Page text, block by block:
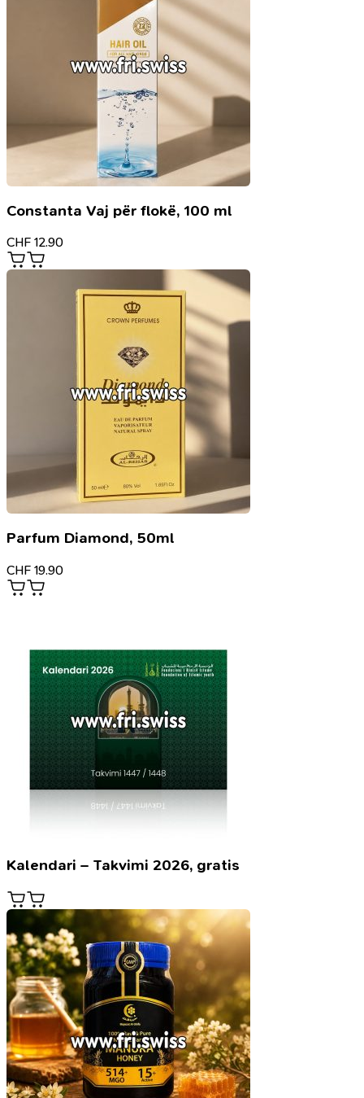
Constanta Vaj për flokë, 100 ml
CHF 12.90
Parfum Diamond, 50ml
CHF 19.90
Kalendari – Takvimi 2026, gratis